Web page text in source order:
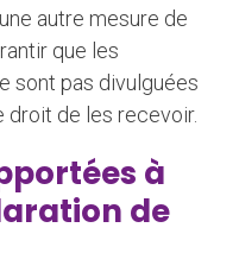
autre mesure de
que les
sont pas divulguées
droit de les recevoir.
à
de